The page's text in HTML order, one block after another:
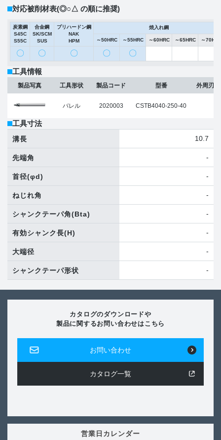
対応被削材表(◎○△ の順に推奨)
炭素鋼
S45C
S55C
合金鋼
SK/SCM
SUS
プリハードン鋼
NAK
HPM
焼入れ鋼
～50HRC ～55HRC ～60HRC ～65HRC ～
〇 〇 〇 〇 〇
工具情報
製品写真 工具形状
バレル
製品コード
2020003
型番
CSTB4040-250-40
外周刃
工具寸法
溝長 10.7
先端角 -
首径(φd) -
ねじれ角 -
シャンクテーパ角(Bta) -
有効シャンク長(H) -
大端径 -
シャンクテーパ形状 -
カタログのダウンロードや
製品に関するお問い合わせはこちら
お問い合わせ
カタログ一覧
営業日カレンダー